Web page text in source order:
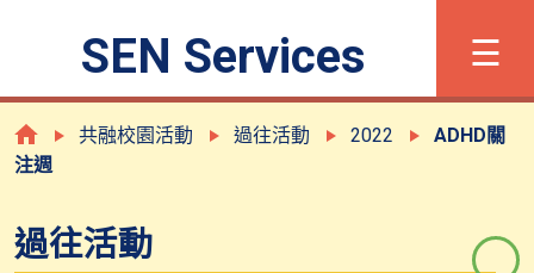
×
字體大小 简 Eng
甚麼是有特殊學習需要?
SEN Services ☰
共融校園活動 過往活動 2022
ADHD關
注週
過往活動